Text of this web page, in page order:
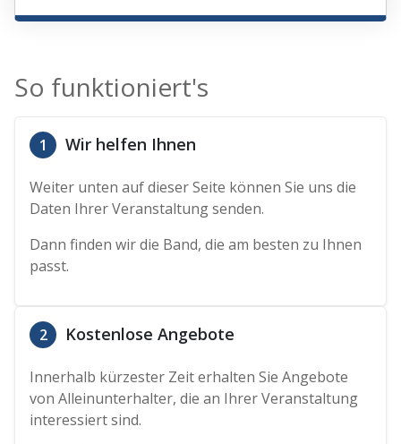
So funktioniert's
1 Wir helfen Ihnen
Weiter unten auf dieser Seite können Sie uns die
Daten Ihrer Veranstaltung senden.
Dann finden wir die Band, die am besten zu Ihnen
passt.
2 Kostenlose Angebote
Innerhalb kürzester Zeit erhalten Sie Angebote
von Alleinunterhalter, die an Ihrer Veranstaltung
interessiert sind.